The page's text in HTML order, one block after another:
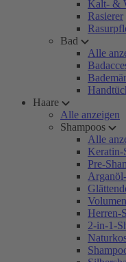
Kalt- &
Rasierer
Bad
Alle
Haare
Alle anzeigen
Shampoos
Alle
Keratin-
Pre-
Herren-
2-in-1-